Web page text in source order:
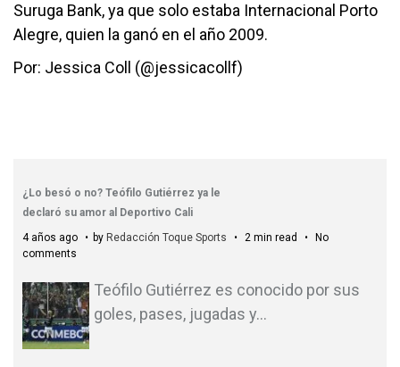
Suruga Bank, ya que solo estaba Internacional Porto
Alegre, quien la ganó en el año 2009.
Por: Jessica Coll (@jessicacollf)
¿Lo besó o no? Teófilo Gutiérrez ya le
declaró su amor al Deportivo Cali
4 años ago
by Redacción Toque Sports 2 min read
No
comments
Teófilo Gutiérrez es conocido por sus
goles, pases, jugadas y…